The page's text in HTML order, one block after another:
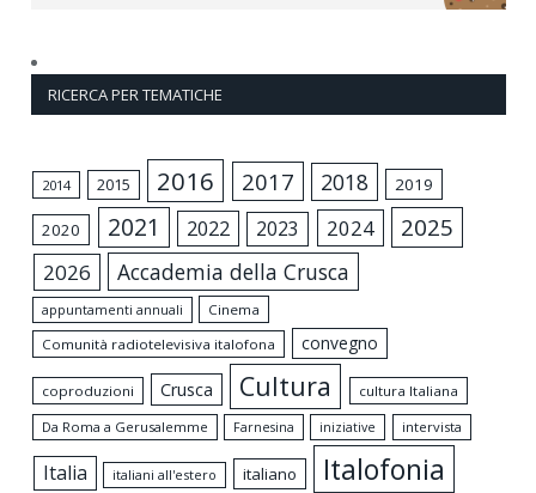
RICERCA PER TEMATICHE
2014 2015 2016 2017 2018 2019
2020 2021 2022 2023 2024 2025
2026 Accademia della Crusca
appuntamenti annuali
Cinema
Comunità radiotelevisiva italofona
convegno
coproduzioni Crusca Cultura
cultura Italiana
Da Roma a Gerusalemme
Farnesina iniziative intervista
Italia italiani all'estero italiano Italofonia